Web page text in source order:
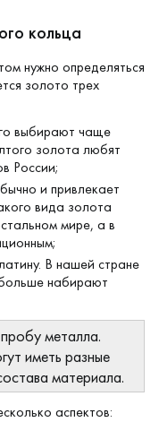
кольца
нужно определяться
золото трех
выбирают чаще
золота любят
России;
и привлекает
вида золота
мире, а в
В нашей стране
набирают
металла.
иметь разные
материала.
аспектов: